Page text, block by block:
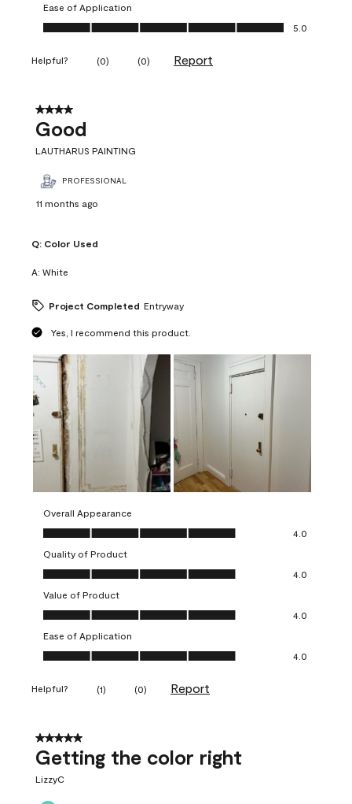
Ease of Application
Ease of Application, 5.0 out of 5
5.0
Helpful? (0) (0) Report
4 out of 5 stars.
Good
LAUTHARUS PAINTING
PROFESSIONAL
11 months ago
Q: Color Used
A: White
Project Completed Entryway
Yes, I recommend this product.
Overall Appearance
Overall Appearance, 4.0 out of 5
4.0
Quality of Product
Quality of Product, 4.0 out of 5
4.0
Value of Product
Value of Product, 4.0 out of 5
4.0
Ease of Application
Ease of Application, 4.0 out of 5
4.0
Helpful? (1) (0) Report
5 out of 5 stars.
Getting the color right
LizzyC